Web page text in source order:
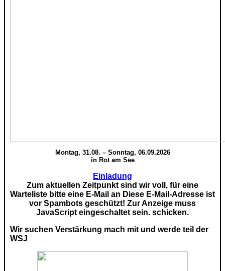
Montag, 31.08. – Sonntag, 06.09.2026
in Rot am See
Einladung
Zum aktuellen Zeitpunkt sind wir voll, für eine
Warteliste bitte eine E-Mail an Diese E-Mail-Adresse ist
vor Spambots geschützt! Zur Anzeige muss
JavaScript eingeschaltet sein. schicken.
Wir suchen Verstärkung mach mit und werde teil der
WSJ